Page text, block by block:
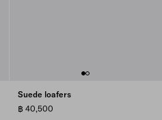
Suede loafers
฿ 40,500